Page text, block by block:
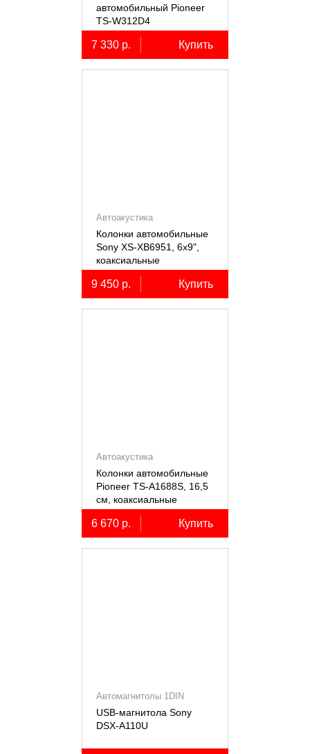
автомобильный Pioneer
TS-W312D4
7 330 р. Купить
Автоакустика
Колонки автомобильные
Sony XS-XB6951, 6х9",
коаксиальные
пятиполосные, 2 шт.
9 450 р. Купить
Автоакустика
Колонки автомобильные
Pioneer TS-A1688S, 16,5
см, коаксиальные
четырёхполосные, 2 шт.
6 670 р. Купить
Автомагнитолы 1DIN
USB-магнитола Sony
DSX-A110U